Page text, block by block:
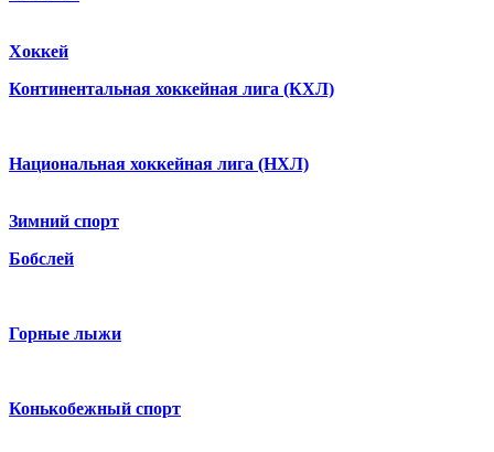
Хоккей
Континентальная хоккейная лига (КХЛ)
Национальная хоккейная лига (НХЛ)
Зимний спорт
Бобслей
Горные лыжи
Конькобежный спорт